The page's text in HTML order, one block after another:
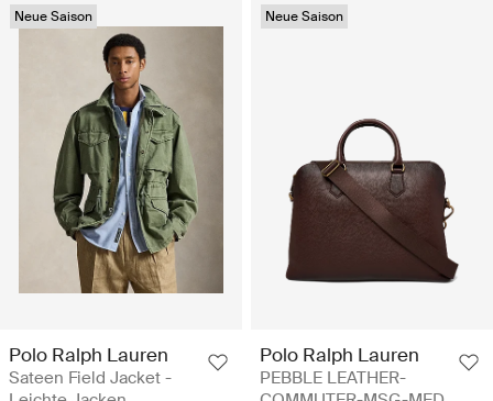
Neue Saison
Polo Ralph Lauren
Sateen Field Jacket -
Neue Saison
Polo Ralph Lauren
PEBBLE LEATHER-